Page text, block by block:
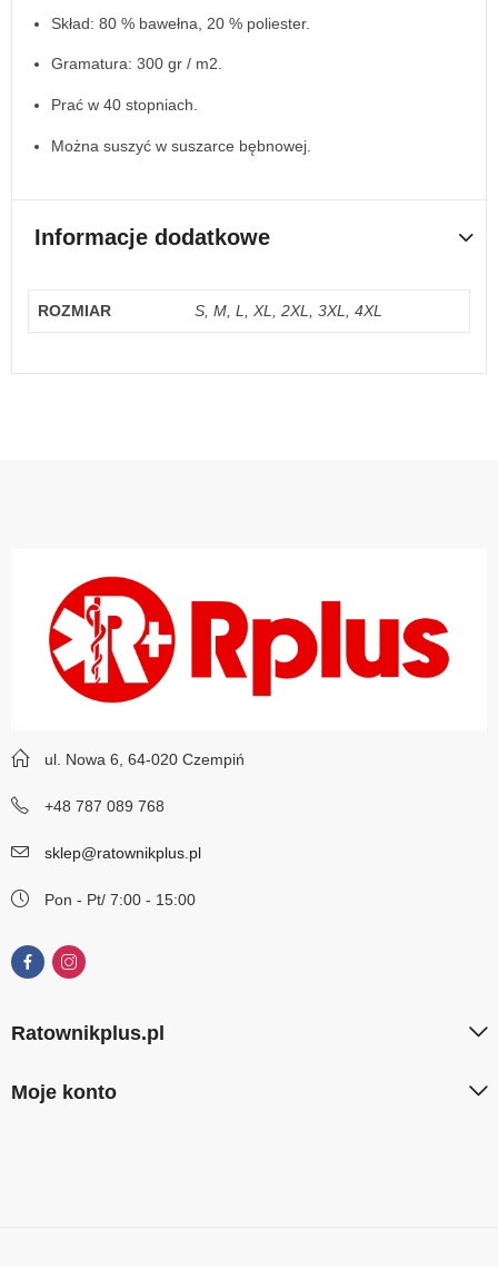
Skład: 80 % bawełna, 20 % poliester.
Gramatura: 300 gr / m2.
Prać w 40 stopniach.
Można suszyć w suszarce bębnowej.
Informacje dodatkowe
ROZMIAR S, M, L, XL, 2XL, 3XL, 4XL
ul. Nowa 6, 64-020 Czempiń
+48 787 089 768
sklep@ratownikplus.pl
Pon - Pt/ 7:00 - 15:00
Ratownikplus.pl
Moje konto